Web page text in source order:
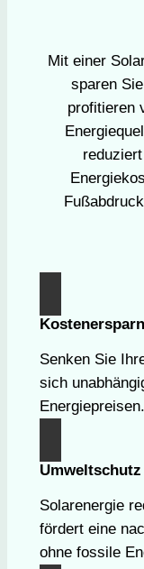
Mit einer
sparen
profitieren
Senken Sie
sich
Energiepreisen.
Umweltschutz
Solarenergie
fördert eine
ohne fossile